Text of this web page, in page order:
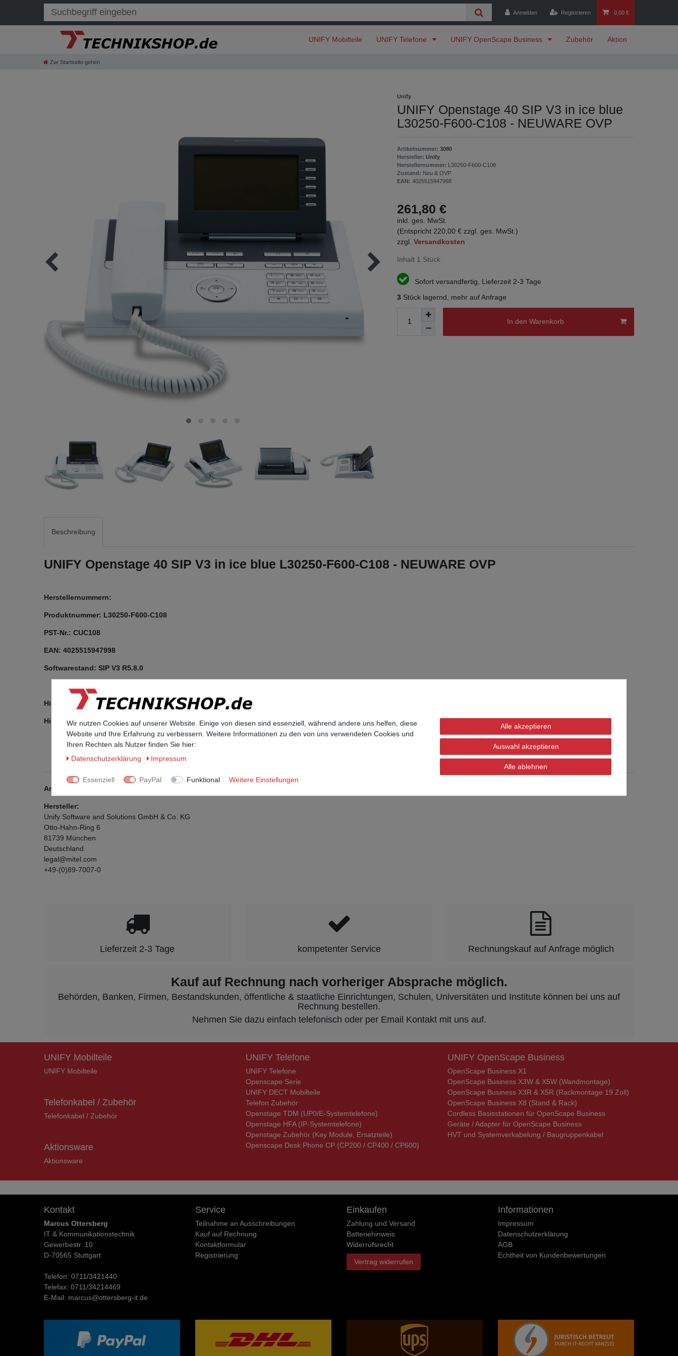
Anmelden Registrieren 0,00 €
UNIFY Mobilteile UNIFY Telefone UNIFY OpenScape Business Zubehör Aktion
Zur Startseite gehen
Unify
UNIFY Openstage 40 SIP V3 in ice blue
L30250-F600-C108 - NEUWARE OVP
Artikelnummer: 3080
Hersteller: Unify
Herstellernummer: L30250-F600-C108
Zustand: Neu & OVP
EAN: 4025515947998
261,80 €
inkl. ges. MwSt.
(Entspricht 220,00 € zzgl. ges. MwSt.)
zzgl. Versandkosten
Inhalt 1 Stück
Sofort versandfertig, Lieferzeit 2-3 Tage
3 Stück lagernd, mehr auf Anfrage
In den Warenkorb
Beschreibung
UNIFY Openstage 40 SIP V3 in ice blue L30250-F600-C108 - NEUWARE OVP
Herstellernummern:
Produktnummer: L30250-F600-C108
PST-Nr.: CUC108
EAN: 4025515947998
Softwarestand: SIP V3 R5.8.0
Hinweis: Das Telefon wird vor Auslieferung auf Werkseinstellungen zurück gesetzt, das Administratorpasswort lautet 123456 und im Standard ist DHCP aktiv.
Hinweis: Je nach Verfügbarkeit liefern wir das Telefon mit Siemens- oder Unify-Branding. Das Telefonmodell selbst ist jedoch immer dasselbe.
Angaben zur Produktsicherheit
Hersteller:
Unify Software and Solutions GmbH & Co. KG
Otto-Hahn-Ring 6
81739 München
Deutschland
legal@mitel.com
+49-(0)89-7007-0
Lieferzeit 2-3 Tage kompetenter Service Rechnungskauf auf Anfrage möglich
Kauf auf Rechnung nach vorheriger Absprache möglich.
Behörden, Banken, Firmen, Bestandskunden, öffentliche & staatliche Einrichtungen, Schulen, Universitäten und Institute können bei uns auf
Rechnung bestellen.
Nehmen Sie dazu einfach telefonisch oder per Email Kontakt mit uns auf.
UNIFY Mobilteile
UNIFY Mobilteile
Telefonkabel / Zubehör
Telefonkabel / Zubehör
Aktionsware
Aktionsware
UNIFY Telefone
UNIFY Telefone
Openscape Serie
UNIFY DECT Mobilteile
Telefon Zubehör
Openstage TDM (UP0/E-Systemtelefone)
Openstage HFA (IP-Systemtelefone)
Openstage Zubehör (Key Module, Ersatzteile)
Openscape Desk Phone CP (CP200 / CP400 / CP600)
UNIFY OpenScape Business
OpenScape Business X1
OpenScape Business X3W & X5W (Wandmontage)
OpenScape Business X3R & X5R (Rackmontage 19 Zoll)
OpenScape Business X8 (Stand & Rack)
Cordless Basisstationen für OpenScape Business
Geräte / Adapter für OpenScape Business
HVT und Systemverkabelung / Baugruppenkabel
Kontakt
Marcus Ottersberg
IT & Kommunikationstechnik
Gewerbestr. 10
D-70565 Stuttgart
Telefon: 0711/3421440
Telefax: 0711/34214469
E-Mail: marcus@ottersberg-it.de
Service
Teilnahme an Ausschreibungen
Kauf auf Rechnung
Kontaktformular
Registrierung
Einkaufen
Zahlung und Versand
Batteriehinweis
Widerrufs­recht
Vertrag widerrufen
Informationen
Impressum
Daten­schutz­erklärung
AGB
Echtheit von Kundenbewertungen
Wir nutzen Cookies auf unserer Website. Einige von diesen sind essenziell, während andere uns helfen, diese
Website und Ihre Erfahrung zu verbessern. Weitere Informationen zu den von uns verwendeten Cookies und
Ihren Rechten als Nutzer finden Sie hier:
Daten­schutz­erklärung
Impressum
Essenziell PayPal Funktional Weitere Einstellungen
Alle akzeptieren
Auswahl akzeptieren
Alle ablehnen